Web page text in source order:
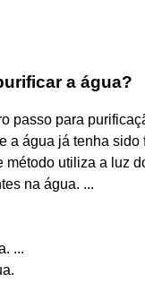
a água?
passo para
a água já tenha
método utiliza a luz
na água. ...
...